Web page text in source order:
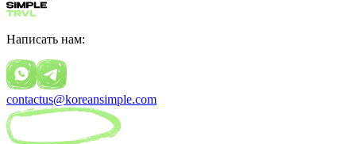
Написать нам:
contactus@koreansimple.com